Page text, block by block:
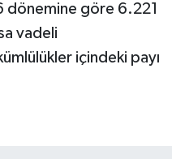
dönemine göre 6.221
vadeli
içindeki payı